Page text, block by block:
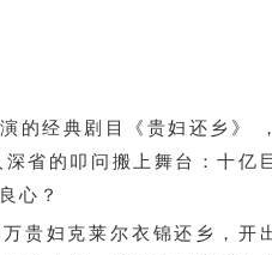
的经典剧目《贵妇还乡》
省的叩问搬上舞台：十亿
心？
贵妇克莱尔衣锦还乡，开